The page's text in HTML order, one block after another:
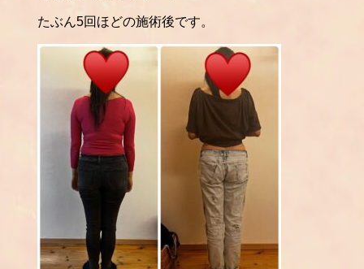
たぶん5回ほどの施術後です。